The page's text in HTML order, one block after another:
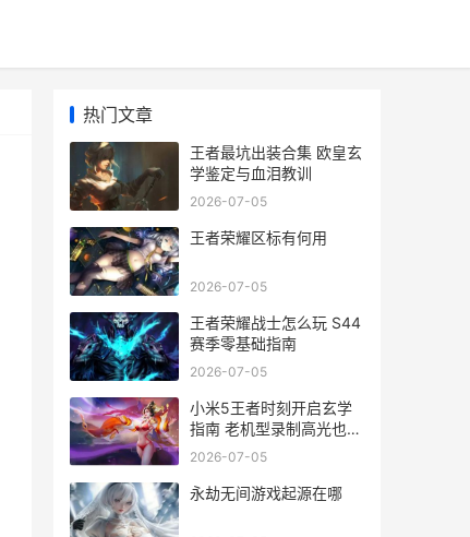
热门文章
王者最坑出装合集 欧皇玄
学鉴定与血泪教训
2026-07-05
王者荣耀区标有何用
2026-07-05
王者荣耀战士怎么玩 S44
赛季零基础指南
2026-07-05
小米5王者时刻开启玄学
指南 老机型录制高光也轻
松
2026-07-05
永劫无间游戏起源在哪